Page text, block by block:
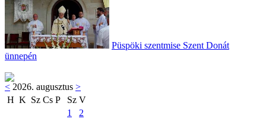
Püspöki szentmise Szent Donát
ünnepén
< 2026. augusztus >
H K Sz Cs P Sz V
1
2